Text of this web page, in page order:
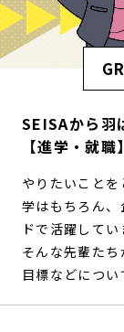
SEISAから羽
【進学・就職】
やりたいこと
学はもちろん
ドで活躍してい
そんな先輩た
目標などについ